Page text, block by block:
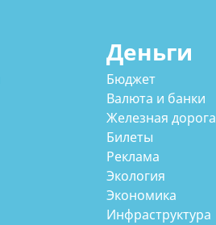
Деньги
Бюджет
Валюта и банки
Железная дорога
Билеты
Реклама
Экология
Экономика
Инфраструктура